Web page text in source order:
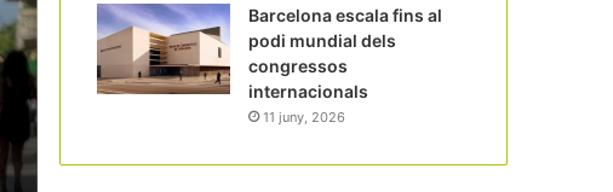
Barcelona escala fins al
podi mundial dels
congressos
internacionals
11 juny, 2026